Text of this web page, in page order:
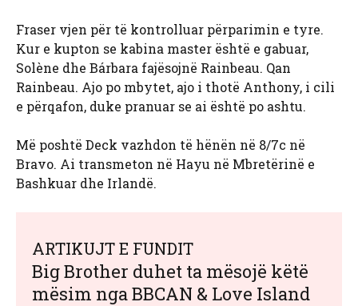
Fraser vjen për të kontrolluar përparimin e tyre.
Kur e kupton se kabina master është e gabuar,
Solène dhe Bárbara fajësojnë Rainbeau. Qan
Rainbeau. Ajo po mbytet, ajo i thotë Anthony, i cili
e përqafon, duke pranuar se ai është po ashtu.
Më poshtë Deck vazhdon të hënën në 8/7c në
Bravo. Ai transmeton në Hayu në Mbretërinë e
Bashkuar dhe Irlandë.
ARTIKUJT E FUNDIT
Big Brother duhet ta mësojë këtë
mësim nga BBCAN & Love Island